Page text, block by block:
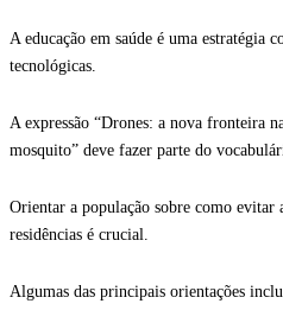
A educação em saúde é uma estratégia
tecnológicas.
A expressão “Drones: a nova fronteira
mosquito” deve fazer parte do
Orientar a população sobre como evitar
residências é crucial.
Algumas das principais orientações